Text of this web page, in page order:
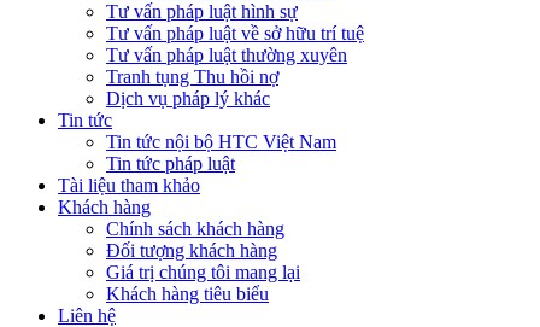
Tư vấn pháp luật hình sự
Tư vấn pháp luật về sở hữu trí tuệ
Tư vấn pháp luật thường xuyên
Tranh tụng Thu hồi nợ
Dịch vụ pháp lý khác
Tin tức
Tin tức nội bộ HTC Việt Nam
Tin tức pháp luật
Tài liệu tham khảo
Khách hàng
Chính sách khách hàng
Đối tượng khách hàng
Giá trị chúng tôi mang lại
Khách hàng tiêu biểu
Liên hệ